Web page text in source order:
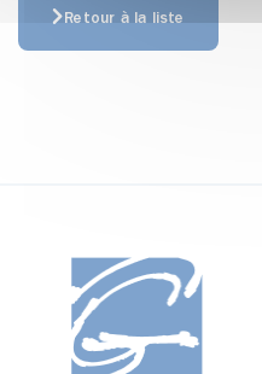
Retour à la liste